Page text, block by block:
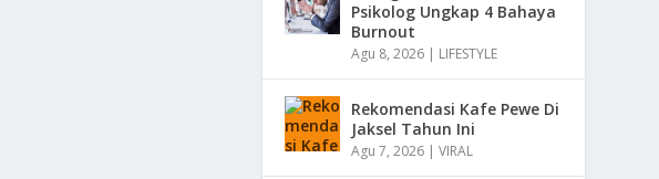
Psikolog Ungkap 4 Bahaya
Burnout
Agu 8, 2026 | LIFESTYLE
Rekomendasi Kafe Pewe Di
Jaksel Tahun Ini
Agu 7, 2026 |VIRAL